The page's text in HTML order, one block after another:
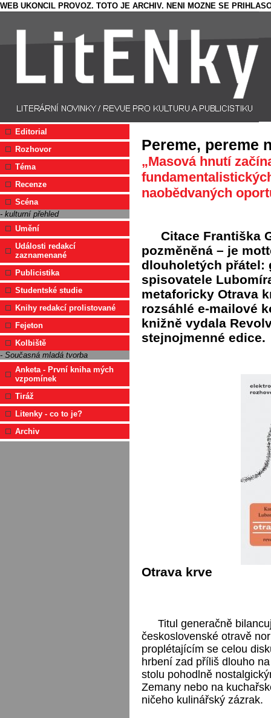
WEB UKONCIL PROVOZ. TOTO JE ARCHIV. NENI MOZNE SE
Editorial
Rozhovor
Téma
Recenze
Scéna
- kulturní přehled
Umění
Události redakcí
zaznamenané
Publicistika
Studentské studie
Knihy redakcí prolistované
Fejeton
Kolbiště
- Současná mladá tvorba
Anketa - První kniha mých
vzpomínek
Tiráž
Litenky - co to je?
Archiv
Pereme, pereme
„Masová hnutí
naobědvaných
Citace Františka
pozměněná – je
dlouholetých přátel:
spisovatele
metaforicky Otrava
rozsáhlé e-mailové
knižně vydala
stejnojmenné edice.
Otrava krve
Titul generačně
československé otravě
proplétajícím se celou
hrbení zad příliš dlouho
stolu pohodlně
Zemany nebo na
ničeho kulinářský zázrak.